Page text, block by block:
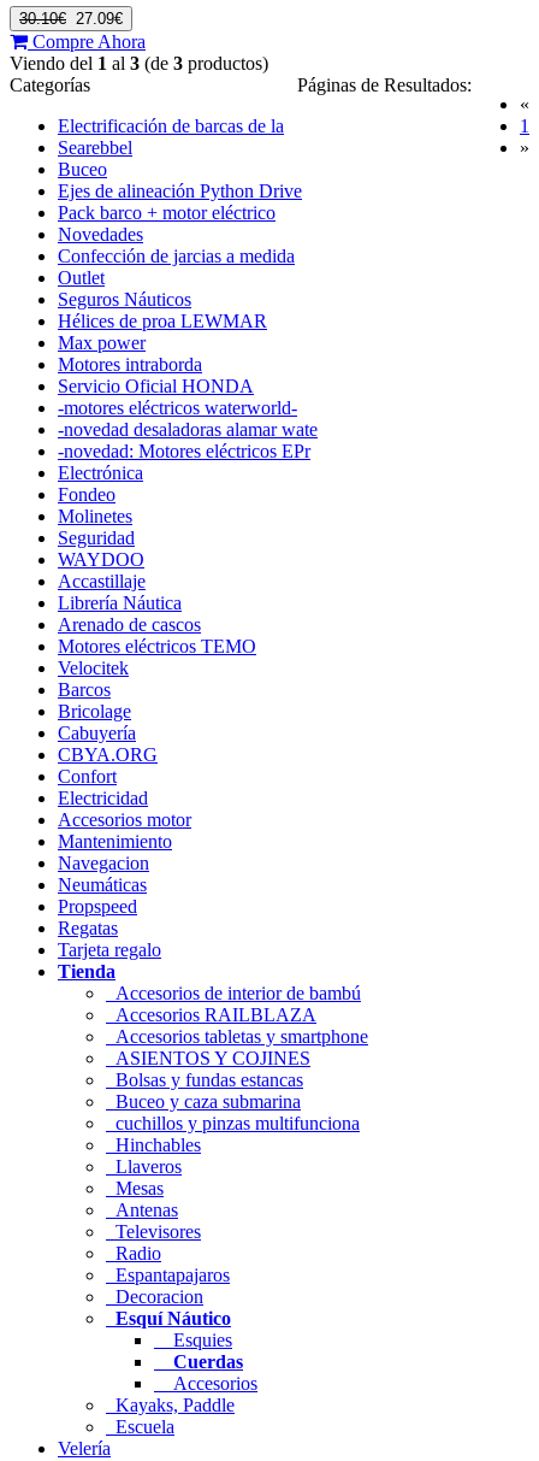
30.10€ 27.09€
Compre Ahora
Viendo del 1 al 3 (de 3 productos)
«
1
»
Páginas de Resultados:
Categorías
Electrificación de barcas de la
Searebbel
Buceo
Ejes de alineación Python Drive
Pack barco + motor eléctrico
Novedades
Confección de jarcias a medida
Outlet
Seguros Náuticos
Hélices de proa LEWMAR
Max power
Motores intraborda
Servicio Oficial HONDA
-motores eléctricos waterworld-
-novedad desaladoras alamar wate
-novedad: Motores eléctricos EPr
Electrónica
Fondeo
Molinetes
Seguridad
WAYDOO
Accastillaje
Librería Náutica
Arenado de cascos
Motores eléctricos TEMO
Velocitek
Barcos
Bricolage
Cabuyería
CBYA.ORG
Confort
Electricidad
Accesorios motor
Mantenimiento
Navegacion
Neumáticas
Propspeed
Regatas
Tarjeta regalo
Tienda
Accesorios de interior de bambú
Accesorios RAILBLAZA
Accesorios tabletas y smartphone
ASIENTOS Y COJINES
Bolsas y fundas estancas
Buceo y caza submarina
cuchillos y pinzas multifunciona
Hinchables
Llaveros
Mesas
Antenas
Televisores
Radio
Espantapajaros
Decoracion
Esquí Náutico
Esquies
Cuerdas
Accesorios
Kayaks, Paddle
Escuela
Velería